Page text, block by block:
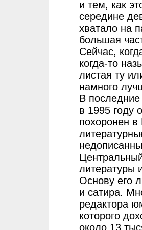
и тем, как
середине
хватало на
большая
Сейчас,
когда-то
листая ту
намного
В
в 1995 году
похоронен
литературы
Основу его
и сатира.
редактора
которого
около 13